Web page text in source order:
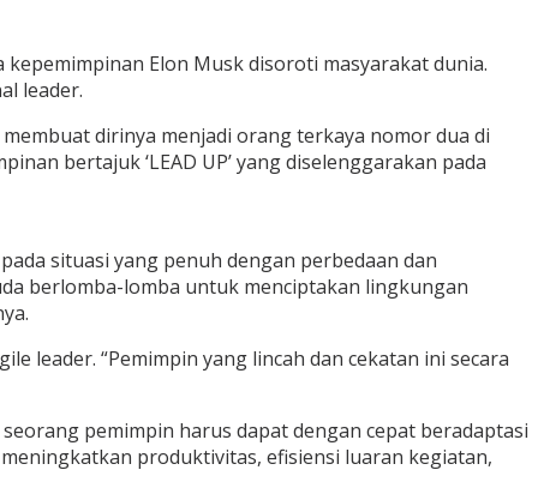
Elon Musk disoroti masyarakat dunia.
leader.
dirinya menjadi orang terkaya nomor dua di
bertajuk ‘LEAD UP’ yang diselenggarakan pada
situasi yang penuh dengan perbedaan dan
berlomba-lomba untuk menciptakan lingkungan
leader. “Pemimpin yang lincah dan cekatan ini secara
pemimpin harus dapat dengan cepat beradaptasi
produktivitas, efisiensi luaran kegiatan,